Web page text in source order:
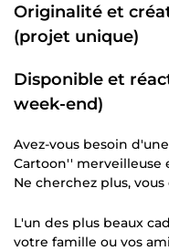
Originalité et
(projet unique)
Disponible et
week-end)
Avez-vous besoin
Cartoon'' merveilleuse
Ne cherchez plus,
L'un des plus beaux
votre famille ou vos